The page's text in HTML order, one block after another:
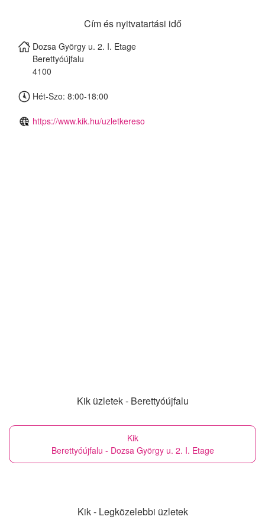
Cím és nyitvatartási idő
Dozsa György u. 2. I. Etage
Berettyóújfalu
4100
Hét-Szo: 8:00-18:00
https://www.kik.hu/uzletkereso
Kik üzletek - Berettyóújfalu
Kik
Berettyóújfalu - Dozsa György u. 2. I. Etage
Kik - Legközelebbi üzletek